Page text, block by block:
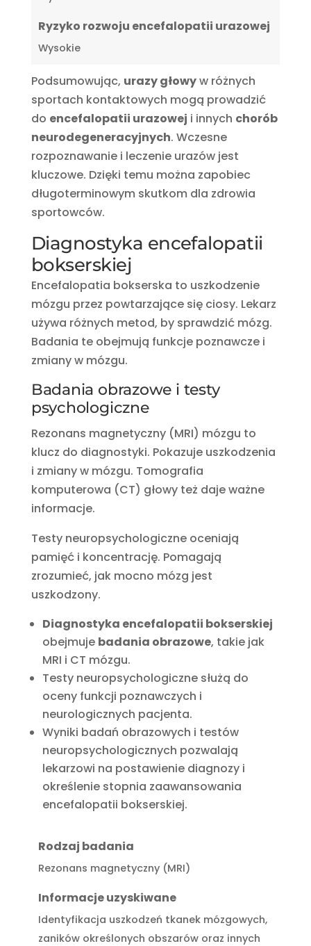
Ryzyko rozwoju encefalopatii urazowej
Wysokie
Podsumowując, urazy głowyw różnych
sportach kontaktowych mogą prowadzić
do encefalopatii urazowej i innych chorób
neurodegeneracyjnych. Wczesne
rozpoznawanie i leczenie urazów jest
kluczowe. Dzięki temu można zapobiec
długoterminowym skutkom dla zdrowia
sportowców.
Diagnostyka encefalopatii
bokserskiej
Encefalopatia bokserska to uszkodzenie
mózgu przez powtarzające się ciosy. Lekarz
używa różnych metod, by sprawdzić mózg.
Badania te obejmują funkcje poznawcze i
zmiany w mózgu.
Badania obrazowe i testy
psychologiczne
Rezonans magnetyczny (MRI) mózgu to
klucz do diagnostyki. Pokazuje uszkodzenia
i zmiany w mózgu. Tomografia
komputerowa (CT) głowy też daje ważne
informacje.
Testy neuropsychologiczne oceniają
pamięć i koncentrację. Pomagają
zrozumieć, jak mocno mózg jest
uszkodzony.
Diagnostyka encefalopatii bokserskiej
obejmuje badania obrazowe, takie jak
MRI i CT mózgu.
Testy neuropsychologiczne służą do
oceny funkcji poznawczych i
neurologicznych pacjenta.
Wyniki badań obrazowych i testów
neuropsychologicznych pozwalają
lekarzowi na postawienie diagnozy i
określenie stopnia zaawansowania
encefalopatii bokserskiej.
Rodzaj badania
Rezonans magnetyczny (MRI)
Informacje uzyskiwane
Identyfikacja uszkodzeń tkanek mózgowych,
zaników określonych obszarów oraz innych